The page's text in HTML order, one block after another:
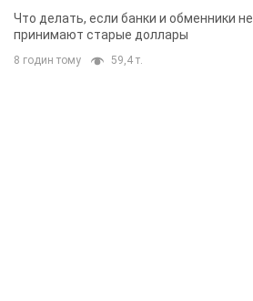
банки такие купюры
Что делать, если банки и обменники не
принимают старые доллары
8 годин тому 59,4 т.